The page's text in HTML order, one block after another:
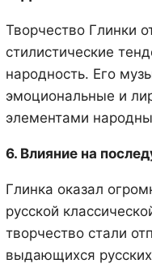
Творчество Глинки
стилистические
народность. Его
эмоциональные и
элементами
6. Влияние на
Глинка оказал
русской
творчество стали
выдающихся